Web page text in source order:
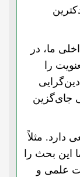
ما، در
را
جای‌گزین
دارد. مثلاً
بحث را
علمی و